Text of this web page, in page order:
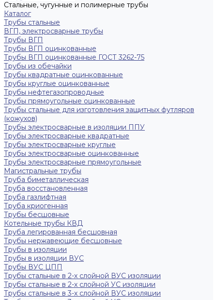
Стальные, чугунные и полимерные трубы
Каталог
Трубы стальные
ВГП, электросварные трубы
Трубы ВГП
Трубы ВГП оцинкованные
Трубы ВГП оцинкованные ГОСТ 3262-75
Трубы из обечайки
Трубы квадратные оцинкованные
Трубы круглые оцинкованные
Трубы нефтегазопроводные
Трубы прямоугольные оцинкованные
Трубы стальные для изготовления защитных футляров
(кожухов)
Трубы электросварные в изоляции ППУ
Трубы электросварные квадратные
Трубы электросварные круглые
Трубы электросварные оцинкованные
Трубы электросварные прямоугольные
Магистральные трубы
Труба биметаллическая
Труба восстановленная
Труба газлифтная
Труба криогенная
Трубы бесшовные
Котельные трубы КВД
Труба легированная бесшовная
Трубы нержавеющие бесшовные
Трубы в изоляции
Трубы в изоляции ВУС
Трубы ВУС ЦПП
Трубы стальные в 2-х слойной ВУС изоляции
Трубы стальные в 2-х слойной УС изоляции
Трубы стальные в 3-х слойной ВУС изоляции